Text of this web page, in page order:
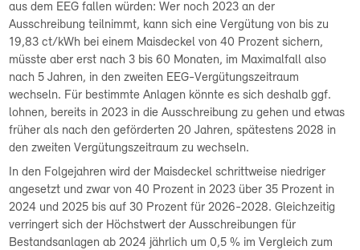
aus dem EEG fallen würden: Wer noch 2023 an der
Ausschreibung teilnimmt, kann sich eine Vergütung von bis zu
19,83 ct/kWh bei einem Maisdeckel von 40 Prozent sichern,
müsste aber erst nach 3 bis 60 Monaten, im Maximalfall also
nach 5 Jahren, in den zweiten EEG-Vergütungszeitraum
wechseln. Für bestimmte Anlagen könnte es sich deshalb ggf.
lohnen, bereits in 2023 in die Ausschreibung zu gehen und etwas
früher als nach den geförderten 20 Jahren, spätestens 2028 in
den zweiten Vergütungszeitraum zu wechseln.
In den Folgejahren wird der Maisdeckel schrittweise niedriger
angesetzt und zwar von 40 Prozent in 2023 über 35 Prozent in
2024 und 2025 bis auf 30 Prozent für 2026-2028. Gleichzeitig
verringert sich der Höchstwert der Ausschreibungen für
Bestandsanlagen ab 2024 jährlich um 0,5 % im Vergleich zum